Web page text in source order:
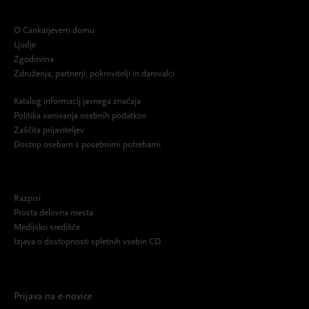
O Cankarjevem domu
Ljudje
Zgodovina
Združenja, partnerji, pokrovitelji in darovalci
Katalog informacij javnega značaja
Politika varovanja osebnih podatkov
Zaščita prijaviteljev
Dostop osebam s posebnimi potrebami
Razpisi
Prosta delovna mesta
Medijsko središče
Izjava o dostopnosti spletnih vsebin CD
Prijava na e-novice